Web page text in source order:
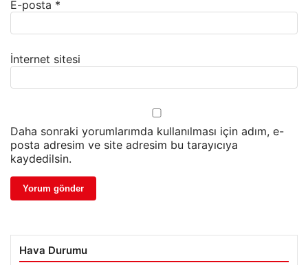
E-posta *
İnternet sitesi
Daha sonraki yorumlarımda kullanılması için adım, e-
posta adresim ve site adresim bu tarayıcıya
kaydedilsin.
Hava Durumu